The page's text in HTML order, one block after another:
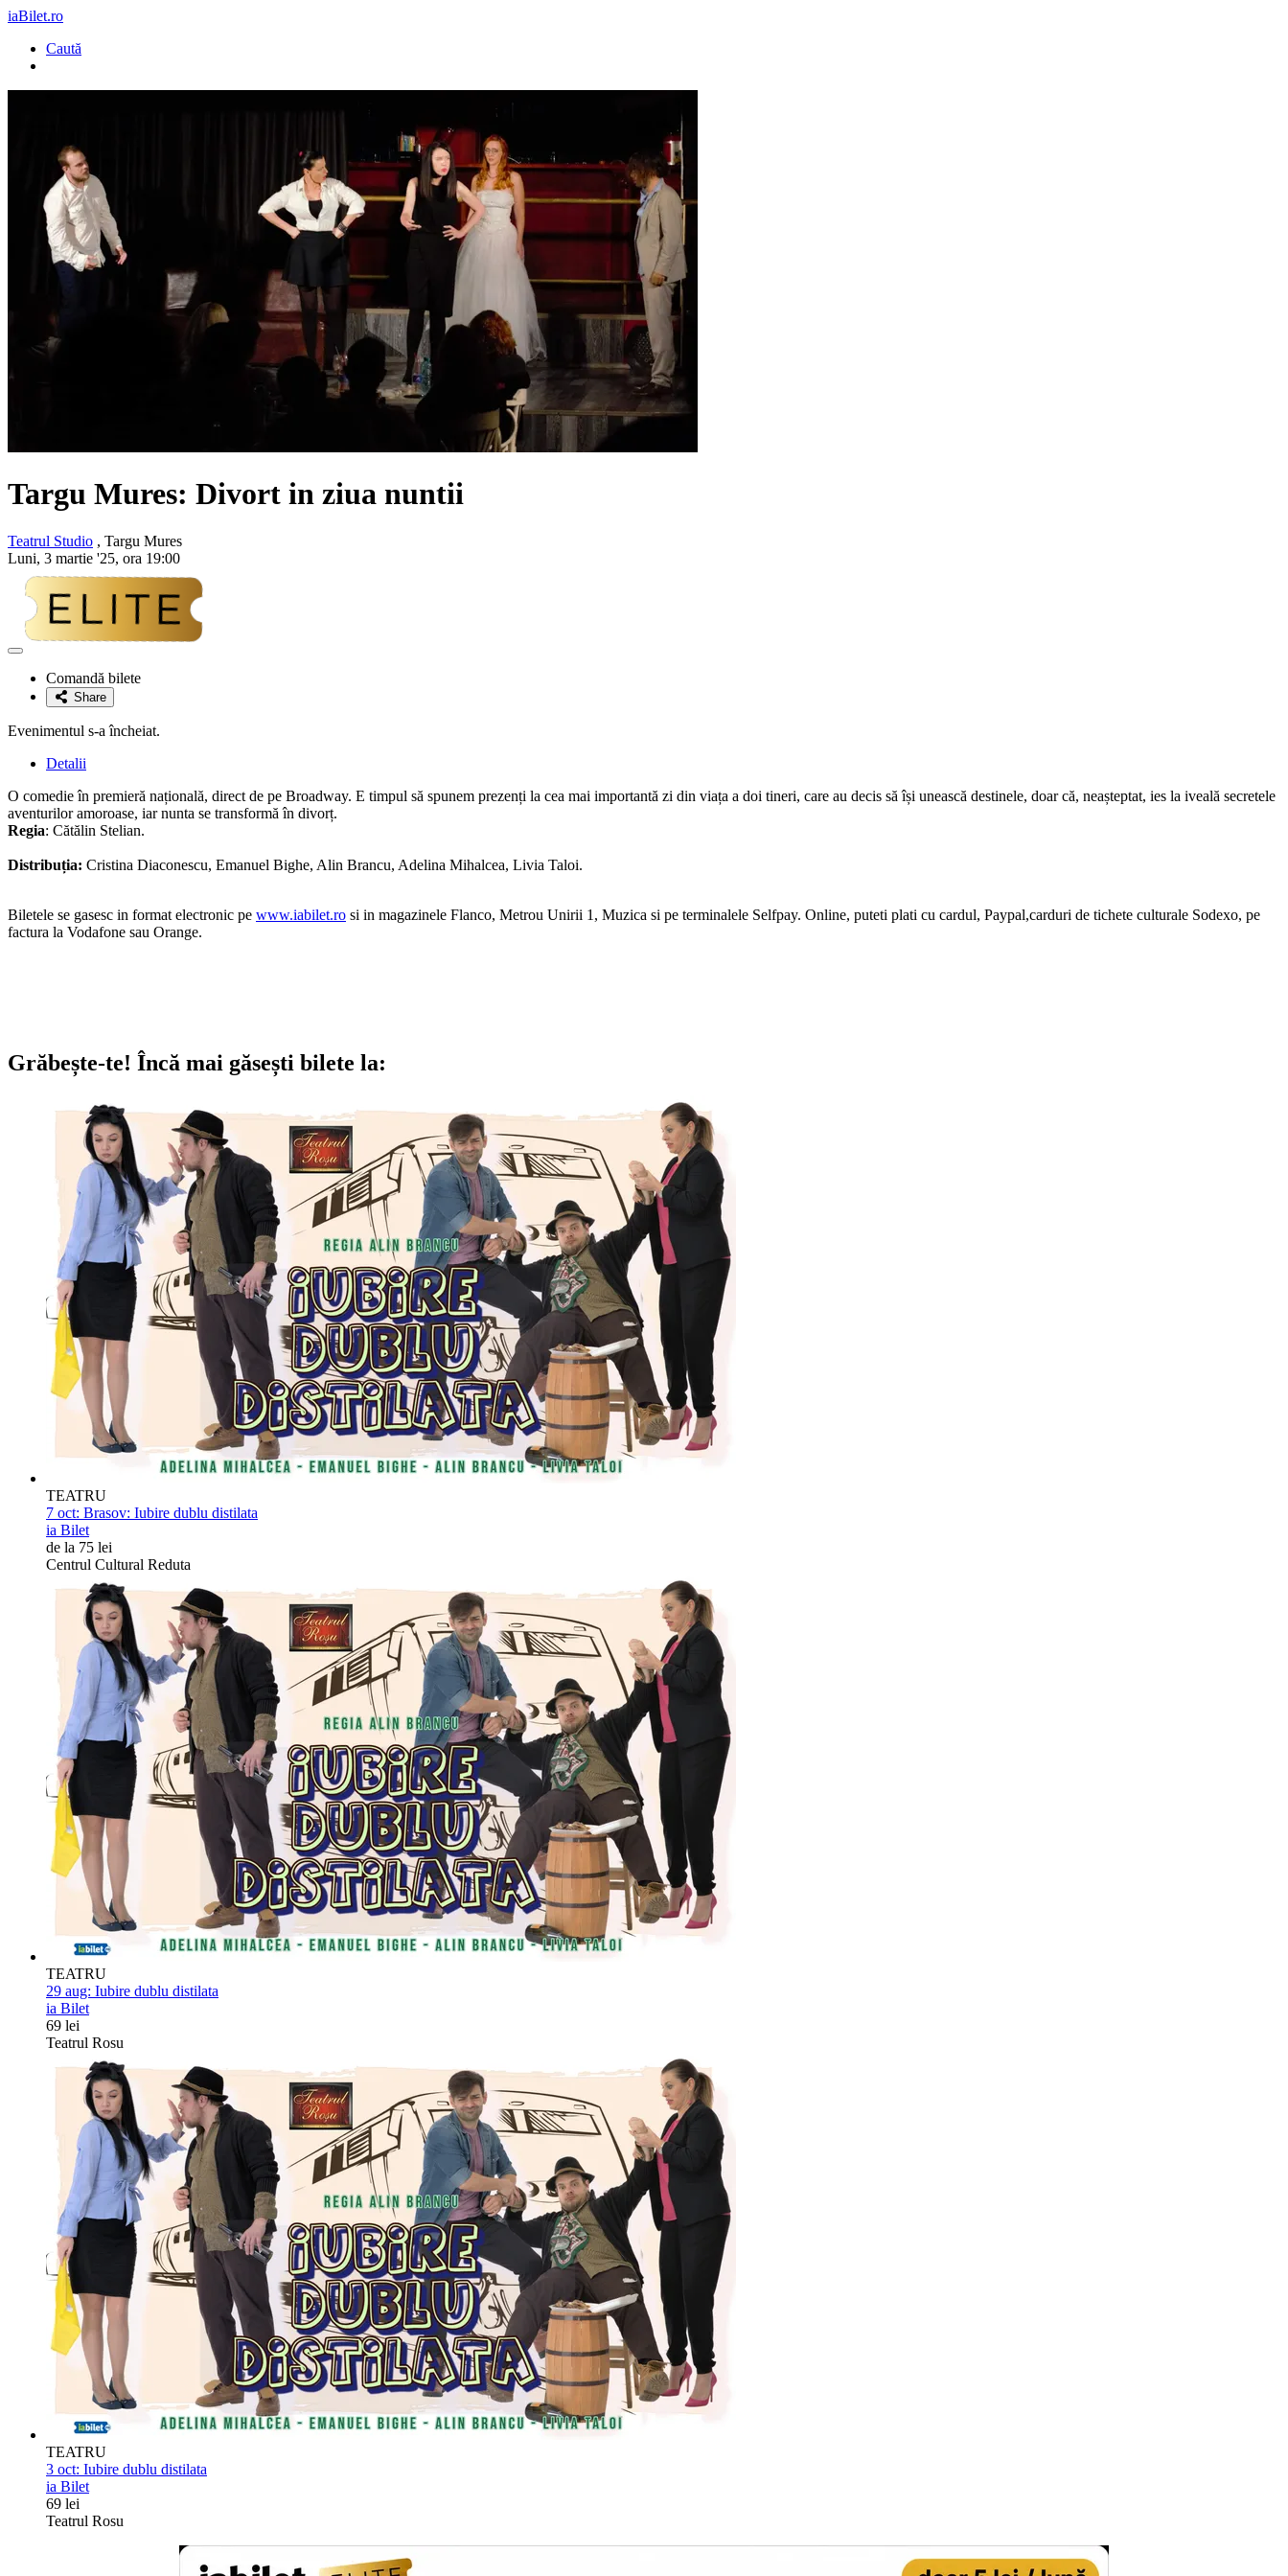
iaBilet.ro
Caută
Targu Mures: Divort in ziua nuntii
Teatrul Studio , Targu Mures
Luni, 3 martie '25, ora 19:00
Adaugă
favoriteComandă bilete
Share
Evenimentul s-a încheiat.
Detalii
O comedie în premieră națională, direct de pe Broadway. E timpul să spunem prezenți la cea mai importantă zi din viața a doi tineri, care au decis să își unească destinele, doar că, neașteptat, ies la iveală secretele
aventurilor amoroase, iar nunta se transformă în divorț.
Regia: Cătălin Stelian.
Distribuția: Cristina Diaconescu, Emanuel Bighe, Alin Brancu, Adelina Mihalcea, Livia Taloi.
Biletele se gasesc in format electronic pe www.iabilet.ro si in magazinele Flanco, Metrou Unirii 1, Muzica si pe terminalele Selfpay. Online, puteti plati cu cardul, Paypal,carduri de tichete culturale Sodexo, pe
factura la Vodafone sau Orange.
Grăbește-te! Încă mai găsești bilete la:
TEATRU
7 oct: Brasov: Iubire dublu distilata
ia Bilet
de la 75 lei
Centrul Cultural Reduta
TEATRU
29 aug: Iubire dublu distilata
ia Bilet
69 lei
Teatrul Rosu
TEATRU
3 oct: Iubire dublu distilata
ia Bilet
69 lei
Teatrul Rosu